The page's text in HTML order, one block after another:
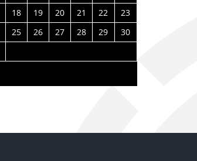
18 19 20 21 22
23
25 26 27 28 29
30